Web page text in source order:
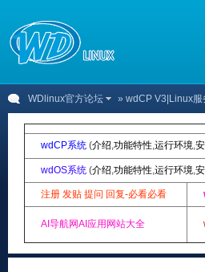
WDlinux官方论坛 » wdCP V3|Linux服
wdCP系统 (介绍,功能特性,运行环境,
wdOS系统 (介绍,功能特性,运行环境,
注册 发贴 提问 回复-必看必看
AI导航网AI应用网站大全